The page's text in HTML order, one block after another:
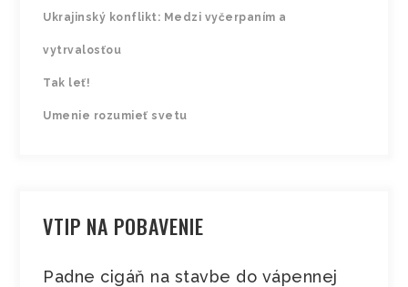
Ukrajinský konflikt: Medzi vyčerpaním a
vytrvalosťou
Tak leť!
Umenie rozumieť svetu
VTIP NA POBAVENIE
Padne cigáň na stavbe do vápennej